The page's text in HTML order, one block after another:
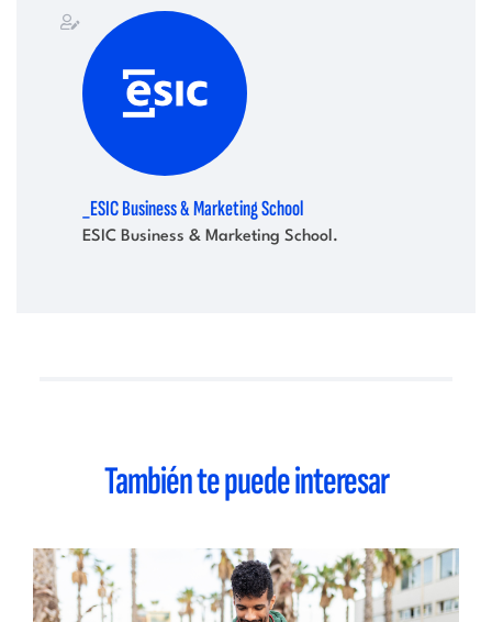
_ESIC Business & Marketing School
ESIC Business & Marketing School.
También te puede interesar